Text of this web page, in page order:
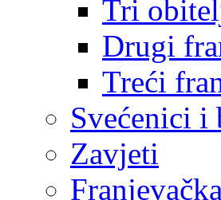
Tri
Drugi
Treći
Svećenici i
Zavjeti